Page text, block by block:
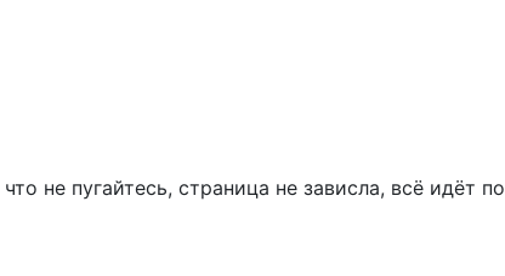
не пугайтесь, страница не зависла, всё идёт по